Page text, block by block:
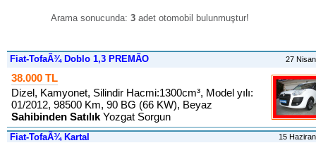
Arama sonucunda: 3adet otomobil bulunmuştur!
Fiat-TofaÃ¾ Doblo 1,3 PREMÃO 27
38.000 TL
Dizel, Kamyonet, Silindir Hacmi:1300cm³, Model yılı:
01/2012, 98500 Km, 90 BG (66 KW), Beyaz
Sahibinden Satılık Yozgat Sorgun
Fiat-TofaÃ¾ Kartal 15